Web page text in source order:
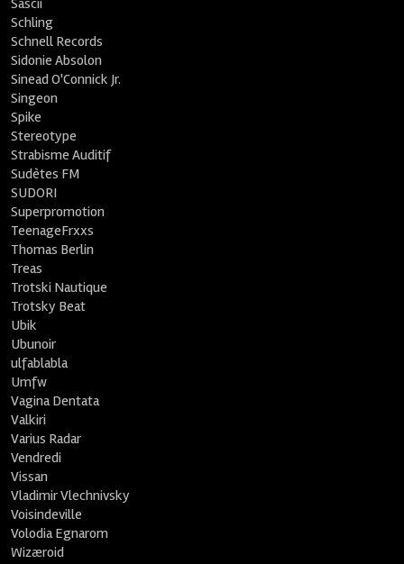
Sascii
Schling
Schnell Records
Sidonie Absolon
Sinead O'Connick Jr.
Singeon
Spike
Stereotype
Strabisme Auditif
Sudètes FM
SUDORI
Superpromotion
TeenageFrxxs
Thomas Berlin
Treas
Trotski Nautique
Trotsky Beat
Ubik
Ubunoir
ulfablabla
Umfw
Vagina Dentata
Valkiri
Varius Radar
Vendredi
Vissan
Vladimir Vlechnivsky
Voisindeville
Volodia Egnarom
Wizæroid